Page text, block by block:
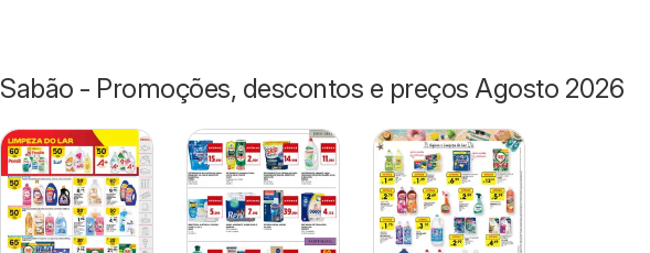
Sabão - Promoções, descontos e preços Agosto 2026